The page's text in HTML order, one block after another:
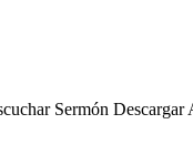
Sermón